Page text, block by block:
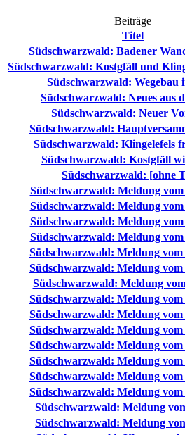
Beiträge
Titel
Südschwarzwald: Badener
Südschwarzwald: Kostgfäll und
Südschwarzwald: Wegebau
Südschwarzwald: Neues aus
Südschwarzwald: Neuer
Südschwarzwald:
Südschwarzwald: Klingelefels
Südschwarzwald: Kostgfäll
Südschwarzwald: [ohne
Südschwarzwald: Meldung vom
Südschwarzwald: Meldung vom
Südschwarzwald: Meldung vom
Südschwarzwald: Meldung vom
Südschwarzwald: Meldung vom
Südschwarzwald: Meldung vom
Südschwarzwald: Meldung
Südschwarzwald: Meldung vom
Südschwarzwald: Meldung vom
Südschwarzwald: Meldung vom
Südschwarzwald: Meldung vom
Südschwarzwald: Meldung vom
Südschwarzwald: Meldung vom
Südschwarzwald: Meldung vom
Südschwarzwald: Meldung
Südschwarzwald: Meldung